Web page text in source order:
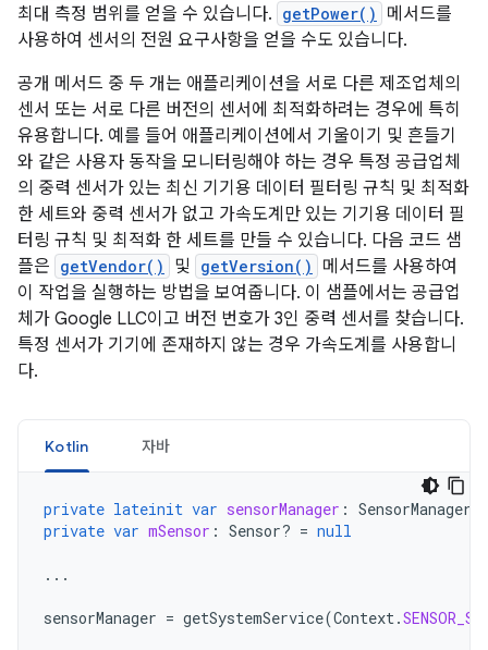
최대 측정 범위를 얻을 수 있습니다. getPower()
메서드를
사용하여 센서의 전원 요구사항을 얻을 수도 있습니다.
공개 메서드 중 두 개는 애플리케이션을 서로 다른 제조업체의
센서 또는 서로 다른 버전의 센서에 최적화하려는 경우에 특히
유용합니다. 예를 들어 애플리케이션에서 기울이기 및 흔들기
와 같은 사용자 동작을 모니터링해야 하는 경우 특정 공급업체
의 중력 센서가 있는 최신 기기용 데이터 필터링 규칙 및 최적화
한 세트와 중력 센서가 없고 가속도계만 있는 기기용 데이터 필
터링 규칙 및 최적화 한 세트를 만들 수 있습니다. 다음 코드 샘
플은 getVendor() 및 getVersion()
메서드를 사용하여
이 작업을 실행하는 방법을 보여줍니다. 이 샘플에서는 공급업
체가 Google LLC이고 버전 번호가 3인 중력 센서를 찾습니다.
특정 센서가 기기에 존재하지 않는 경우 가속도계를 사용합니
다.
Kotlin 자바
private lateinit var sensorManager : SensorManager
private var mSensor : Sensor? = null
...
sensorManager = getSystemService(Context.